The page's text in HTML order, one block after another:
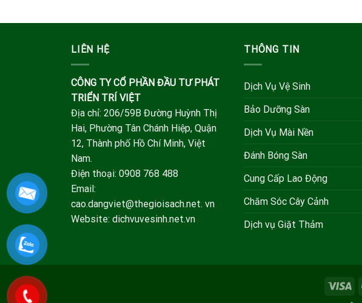
LIÊN HỆ
CÔNG TY CỔ PHẦN ĐẦU TƯ PHÁT
TRIỂN TRÍ VIỆT
Địa chỉ: 206/59B Đường Huỳnh Thị
Hai, Phường Tân Chánh Hiệp, Quận
12, Thành phố Hồ Chí Minh, Việt
Nam.
Điện thoại: 0908 768 488
Email:
cao.dangviet@thegioisach.net. vn
Website: dichvuvesinh.net.vn
THÔNG TIN
Dịch Vụ Vệ Sinh
Bảo Dưỡng Sàn
Dịch Vụ Mài Nền
Đánh Bóng Sàn
Cung Cấp Lao Động
Chăm Sóc Cây Cảnh
Dịch vụ Giặt Thảm